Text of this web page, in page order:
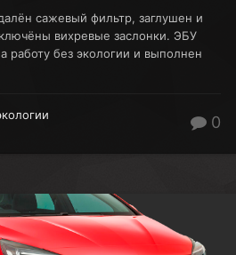
сажевый фильтр, заглушен и
вихревые заслонки. ЭБУ
работу без экологии и выполнен
0